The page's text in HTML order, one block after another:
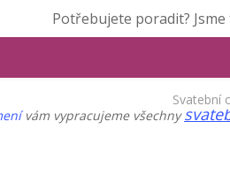
Potřebujete poradit? Jsme
Svatební
vám vypracujeme všechny